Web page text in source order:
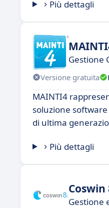
Più dettagli
Gestione
Versione gratuita
MAINTI4
soluzione
di ultima
Più dettagli
Coswin
Gestione